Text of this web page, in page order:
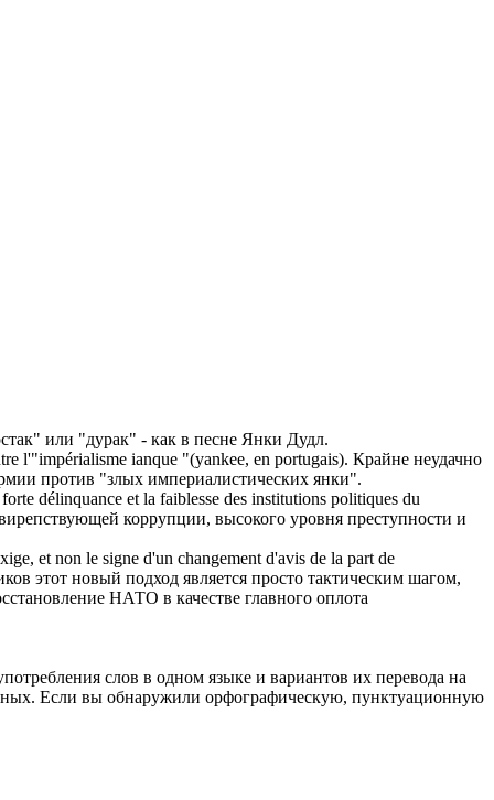
или "дурак" - как в песне Янки Дудл.
l'"impérialisme ianque "(yankee, en portugais). Крайне неудачно
против "злых империалистических янки".
délinquance et la faiblesse des institutions politiques du
коррупции, высокого уровня преступности и
et non le signe d'un changement d'avis de la part de
этот новый подход является просто тактическим шагом,
НАТО в качестве главного оплота
слов в одном языке и вариантов их перевода на
Если вы обнаружили орфографическую, пунктуационную